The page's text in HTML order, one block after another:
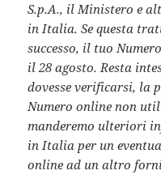
S.p.A., il Ministero e
in Italia. Se questa
successo, il tuo
il 28 agosto. Resta
dovesse verificarsi, la
Numero online non
manderemo ulteriori
in Italia per un
online ad un altro